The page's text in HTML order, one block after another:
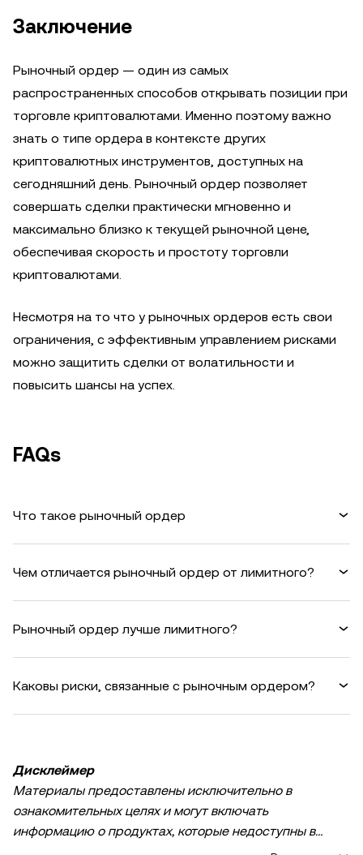
Заключение
Рыночный ордер — один из самых
распространенных способов открывать позиции при
торговле криптовалютами. Именно поэтому важно
знать о типе ордера в контексте других
криптовалютных инструментов, доступных на
сегодняшний день. Рыночный ордер позволяет
совершать сделки практически мгновенно и
максимально близко к текущей рыночной цене,
обеспечивая скорость и простоту торговли
криптовалютами.
Несмотря на то что у рыночных ордеров есть свои
ограничения, с эффективным управлением рисками
можно защитить сделки от волатильности и
повысить шансы на успех.
FAQs
Что такое рыночный ордер
Чем отличается рыночный ордер от лимитного?
Рыночный ордер лучше лимитного?
Каковы риски, связанные с рыночным ордером?
Дисклеймер
Материалы предоставлены исключительно в
ознакомительных целях и могут включать
информацию о продуктах, которые недоступны в
вашем регионе. Они не являются инвестиционным